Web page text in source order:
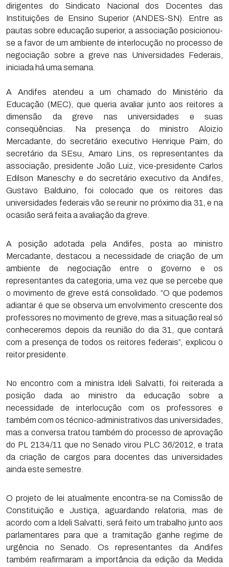
dirigentes do Sindicato Nacional dos Docentes das
Instituições de Ensino Superior (ANDES-SN). Entre as
pautas sobre educação superior, a associação posicionou-
se a favor de um ambiente de interlocução no processo de
negociação sobre a greve nas Universidades Federais,
iniciada há uma semana.
A Andifes atendeu a um chamado do Ministério da
Educação (MEC), que queria avaliar junto aos reitores a
dimensão da greve nas universidades e suas
conseqüências. Na presença do ministro Aloizio
Mercadante, do secretário executivo Henrique Paim, do
secretário da SEsu, Amaro Lins, os representantes da
associação, presidente João Luiz, vice-presidente Carlos
Edilson Maneschy e do secretário executivo da Andifes,
Gustavo Balduino, foi colocado que os reitores das
universidades federais vão se reunir no próximo dia 31, e na
ocasião será feita a avaliação da greve.
A posição adotada pela Andifes, posta ao ministro
Mercadante, destacou a necessidade de criação de um
ambiente de negociação entre o governo e os
representantes da categoria, uma vez que se percebe que
o movimento de greve está consolidado. “O que podemos
adiantar é que se observa um envolvimento crescente dos
professores no movimento de greve, mas a situação real só
conheceremos depois da reunião do dia 31, que contará
com a presença de todos os reitores federais”, explicou o
reitor presidente.
No encontro com a ministra Ideli Salvatti, foi reiterada a
posição dada ao ministro da educação sobre a
necessidade de interlocução com os professores e
também com os técnico-administrativos das universidades,
mas a conversa tratou também do processo de aprovação
do PL 2134/11 que no Senado virou PLC 36/2012, e trata
da criação de cargos para docentes das universidades
ainda este semestre.
O projeto de lei atualmente encontra-se na Comissão de
Constituição e Justiça, aguardando relatoria, mas de
acordo com a Ideli Salvatti, será feito um trabalho junto aos
parlamentares para que a tramitação ganhe regime de
urgência no Senado. Os representantes da Andifes
também reafirmaram a importância da edição da Medida